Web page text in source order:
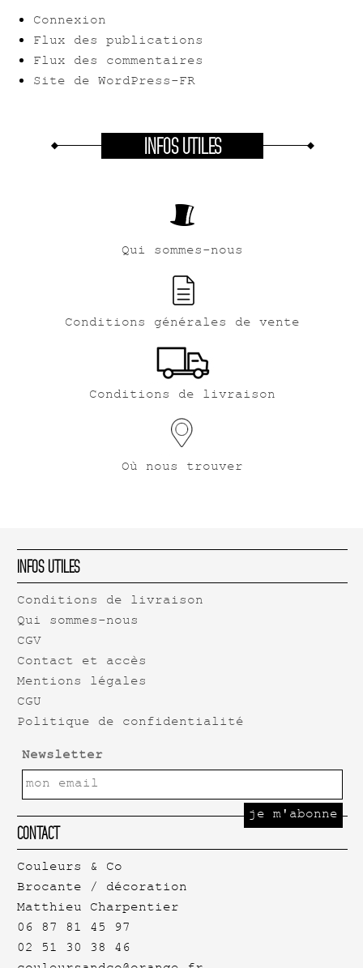
Connexion
Flux des publications
Flux des commentaires
Site de WordPress-FR
INFOS UTILES
Qui sommes-nous
Conditions générales de vente
Conditions de livraison
Où nous trouver
Infos Utiles
Conditions de livraison
Qui sommes-nous
CGV
Contact et accès
Mentions légales
CGU
Politique de confidentialité
Newsletter
Contact
Couleurs & Co
Brocante / décoration
Matthieu Charpentier
06 87 81 45 97
02 51 30 38 46